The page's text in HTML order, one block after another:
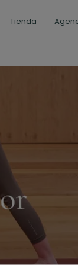
Tienda